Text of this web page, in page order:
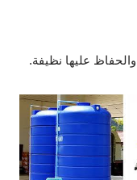
عليها نظيفة.